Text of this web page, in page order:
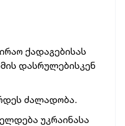
ქადაგებისას
დასრულებისკენ
ძალადობა.
უკრაინასა